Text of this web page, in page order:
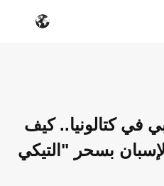
في كتالونيا.. كيف
بسحر "التيكي